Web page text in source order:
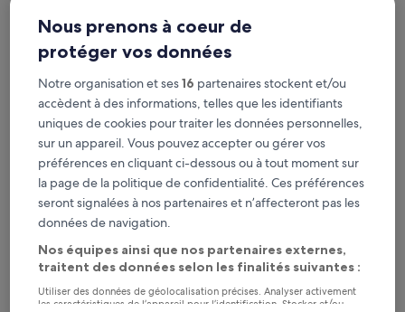
Exceptionnel,
(2 952 avis)
147 €
B&B Hotel Miami Airport
B&B Hotel Miami Airport
Nous prenons à coeur de
protéger vos données
Notre organisation et ses16 partenaires stockent et/ou
accèdent à des informations, telles que les identifiants
uniques de cookies pour traiter les données personnelles,
sur un appareil. Vous pouvez accepter ou gérer vos
préférences en cliquant ci-dessous ou à tout moment sur
la page de la politique de confidentialité. Ces préférences
seront signalées à nos partenaires et n’affecteront pas les
données de navigation.
Nos équipes ainsi que nos partenaires externes,
traitent des données selon les finalités suivantes :
Utiliser des données de géolocalisation précises. Analyser activement
les caractéristiques de l’appareil pour l’identification. Stocker et/ou